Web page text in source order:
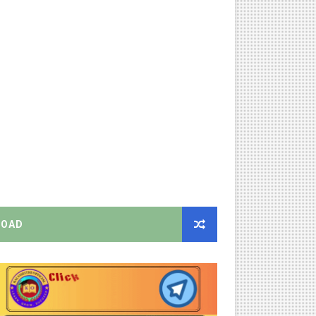
- முழு விவரங்கள்!
அதிரடி தெளிவுரை உத்தரவு!
புதிய தெளிவுரை: முக்கிய செயல்முறைகள் வெளியீடு!